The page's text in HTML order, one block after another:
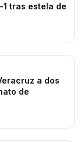
a dos
de